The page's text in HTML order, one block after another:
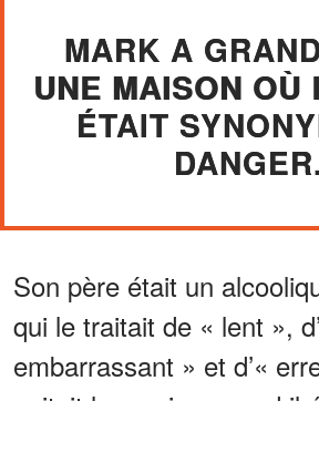
MARK A
UNE MAISON OÙ
ÉTAIT
DANGER.
Son père était un
qui le traitait de « lent »,
embarrassant » et d’«
agitait les mains quand il